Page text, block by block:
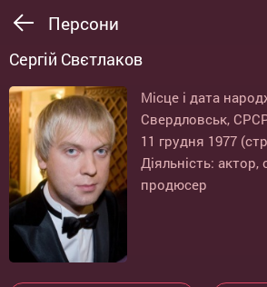
Персони
Сергій Свєтлаков
Місце і дата
Свердловськ,
11 грудня 1977
Діяльність: актор,
продюсер